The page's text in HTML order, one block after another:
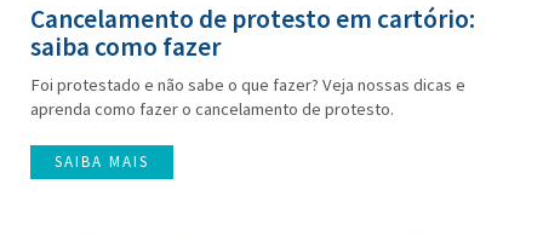
Cancelamento de protesto em cartório:
saiba como fazer
Foi protestado e não sabe o que fazer? Veja nossas dicas e
aprenda como fazer o cancelamento de protesto.
SAIBA MAIS